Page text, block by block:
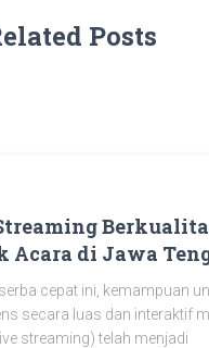
Posts
Acara di Jawa
cepat ini, kemampuan
secara luas dan interaktif
streaming) telah menjadi